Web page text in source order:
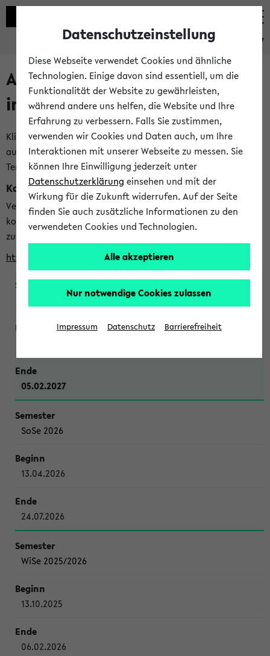
eKVV
Alle veröffentlichten Semester
im eKVV
Klicken Sie auf das Semester, welches Sie für Ihre Sitzung
auswählen möchten. Bitte beachten Sie auch die weiteren
Termine imKalender der Lehrplanung
Kalenderintegration
Verwenden Sie die folgende Adresse, um mit einer
kompatiblen Kalenderanwendung auf die Vorlesungszeiten
zuzugreifen (nähere Informationen
finden Sie hier
https://ekvv.uni-bielefeld.de/ws/calendar?vz
WiSe 2026/2027
05.02.2027
SoSe 2026
13.04.2026
24.07.2026
WiSe 2025/2026
13.10.2025
06.02.2026
Datenschutzeinstellung
Diese Webseite verwendet Cookies und ähnliche
Technologien. Einige davon sind essentiell, um die
Funktionalität der Website zu gewährleisten,
während andere uns helfen, die Website und Ihre
Erfahrung zu verbessern. Falls Sie zustimmen,
verwenden wir Cookies und Daten auch, um Ihre
Interaktionen mit unserer Webseite zu messen. Sie
können Ihre Einwilligung jederzeit unter
Datenschutzerklärung einsehen und mit der
Wirkung für die Zukunft widerrufen. Auf der Seite
finden Sie auch zusätzliche Informationen zu den
verwendeten Cookies und Technologien.
Alle akzeptieren
Nur notwendige Cookies zulassen
Impressum Datenschutz Barrierefreiheit